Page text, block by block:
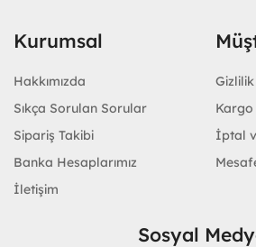
Kurumsal
Hakkımızda
Sıkça Sorulan Sorular
Sipariş Takibi
Banka Hesaplarımız
İletişim
İptal
Sosyal